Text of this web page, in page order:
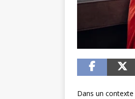
Dans un